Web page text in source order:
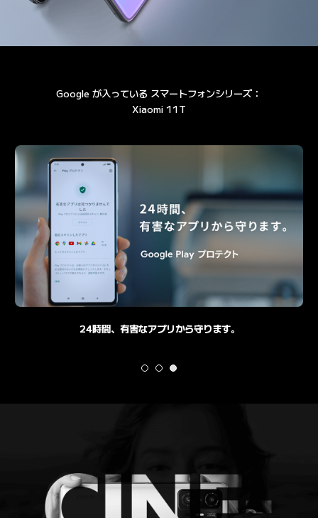
Google が入っている スマートフォンシリーズ：
Xiaomi 11T
スマホをなくしても、データを消せるので安心。